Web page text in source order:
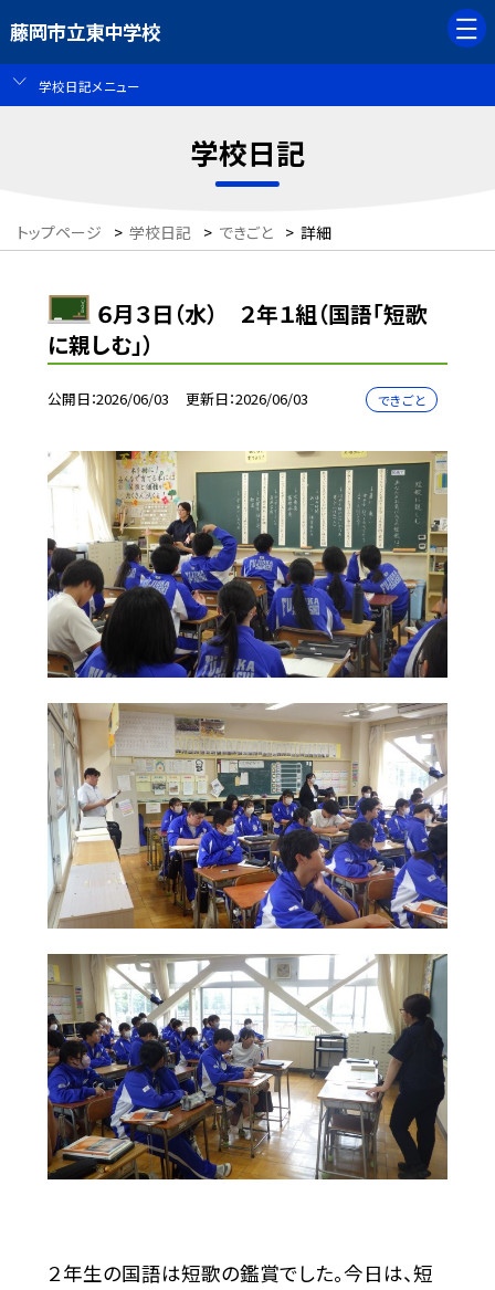
藤岡市立東中学校
学校日記メニュー
学校日記
トップページ > 学校日記 > できごと > 詳細
６月３日（水） ２年１組（国語「短歌
に親しむ」）
公開日 2026/06/03 更新日 2026/06/03 できごと
２年生の国語は短歌の鑑賞でした。今日は、短